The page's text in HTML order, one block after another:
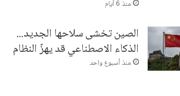
منذ 6 أيام
الصين تخشى سلاحها الجديد...
الذكاء الاصطناعي قد يهزّ النظام
منذ أسبوع واحد